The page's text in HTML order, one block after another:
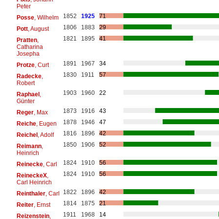
Peter
Posse, Wilhelm 1852 1925
71
Pott, August 1806 1883
29
Pratten,
Catharina
Josepha
1821 1895 41
Protze, Curt 1891 1967
34
Radecke,
Robert
1830 1911 57
Raphael,
Günter
1903 1960 22
Reger, Max 1873 1916
43
Reiche, Eugen 1878 1946
47
Reichel, Adolf 1816 1896
42
Reimann,
Heinrich
1850 1906 52
Reinecke, Carl 1824 1910
56
ReineckeX,
Carl Heinrich
1824 1910 56
Reinthaler, Carl 1822 1896
42
Reiter, Ernst 1814 1875
21
Reizenstein, 1911 1968 14